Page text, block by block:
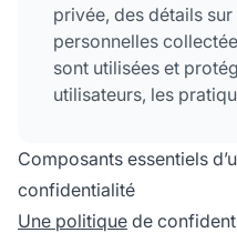
privée, des détails
personnelles
sont utilisées et
utilisateurs, les
informations de
utilisateurs peuvent
ou les corriger.
Composants essentiels
confidentialité
Une politique de